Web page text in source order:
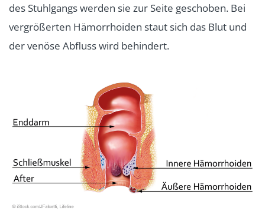
des Stuhlgangs werden sie zur Seite geschoben. Bei
vergrößerten Hämorrhoiden staut sich das Blut und
der venöse Abfluss wird behindert.